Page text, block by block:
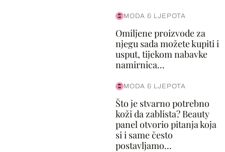
MODA & LJEPOTA
Omiljene proizvode za
njegu sada možete kupiti i
usput, tijekom nabavke
namirnica...
MODA & LJEPOTA
Što je stvarno potrebno
koži da zablista? Beauty
panel otvorio pitanja koja
si i same često
postavljamo...